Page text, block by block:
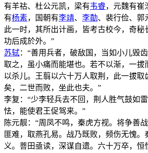
有羊祜、杜公元凯，梁有韦睿，元魏有崔
有杨素，国朝有李靖、 李勣、裴行俭、郭
此一时，其所出计画，皆考古校今，奇秘
功后成於外。”
苏轼：“善用兵者，破敌国，当如小儿毁
取之，虽小痛而能堪也。若不以渐，一拔
以杀儿。王翦以六十万人取荆，此一拔取
矣，二世而败，坐此也夫。”
李复：“少李轻兵去不回，荆人胜气鼓如
怯，能使君王促驾来。”
陈元靓：“周凤不鸣，秦虎方视。将争善
匪难，取燕孔易。战乃既败，频伤无愧。
义。菩田亟读，深谋自遗。六十万卒，恒